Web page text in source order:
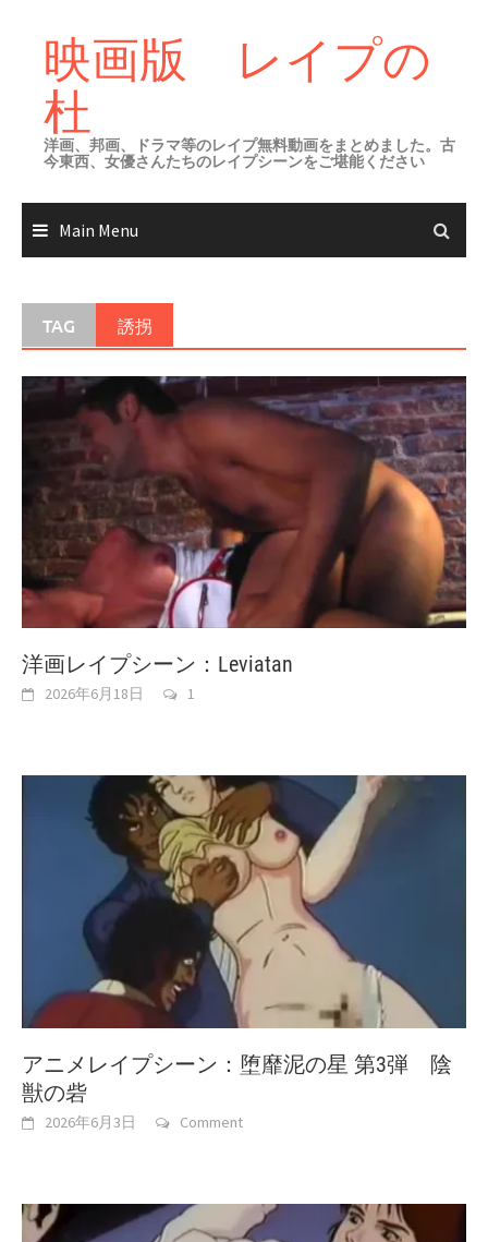
content映画版 レイプの
杜
洋画、邦画、ドラマ等のレイプ無料動画をまとめました。古
今東西、女優さんたちのレイプシーンをご堪能ください
Main Menu
TAG 誘拐
洋画レイプシーン：Leviatan
2026年6月18日 1
アニメレイプシーン：堕靡泥の星 第3弾 陰
獣の砦
2026年6月3日 Comment